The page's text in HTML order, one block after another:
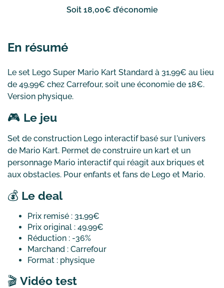
Soit 18,00€ d’économie
En résumé
Le set Lego Super Mario Kart Standard à 31,99€ au lieu
de 49,99€ chez Carrefour, soit une économie de 18€.
Version physique.
🎮 Le jeu
Set de construction Lego interactif basé sur l'univers
de Mario Kart. Permet de construire un kart et un
personnage Mario interactif qui réagit aux briques et
aux obstacles. Pour enfants et fans de Lego et Mario.
💰 Le deal
Prix remisé : 31,99€
Prix original : 49,99€
Réduction : -36%
Marchand : Carrefour
Format : physique
🎬 Vidéo test